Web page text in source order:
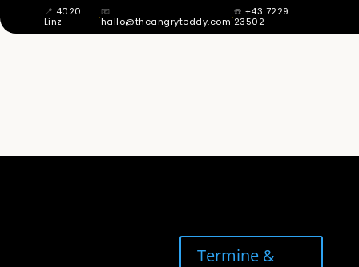
📍 4020
Linz
·📧
hallo@theangryteddy.com·☎️ +43 7229
23502
Termine &